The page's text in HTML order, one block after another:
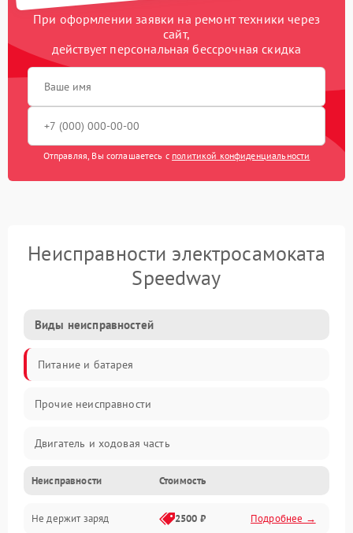
При оформлении заявки на ремонт техники через
сайт,
действует персональная бессрочная скидка
Отправляя, Вы соглашаетесь с политикой конфиденциальности
Неисправности электросамоката
Speedway
Виды неисправностей
Питание и батарея
Прочие неисправности
Двигатель и ходовая часть
Тормоза и безопасность
Подвеска и колеса
Неисправности Стоимость
Не держит заряд 2500 ₽ Подробнее →